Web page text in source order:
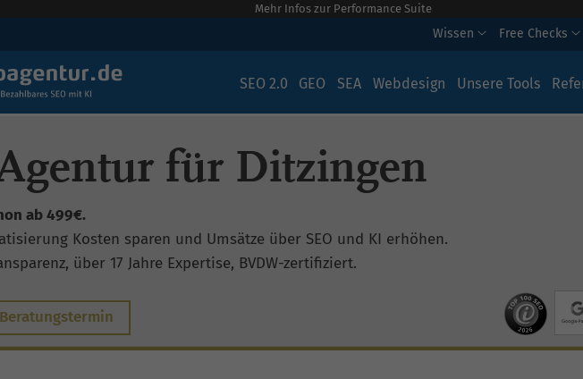
Mehr Infos zur Performance Suite
Wissen Free Checks
SEO 2.0 GEO SEA Webdesign Unsere Tools
für Ditzingen
ab 499€.
Kosten sparen und Umsätze über SEO und KI erhöhen.
über 17 Jahre Expertise, BVDW-zertifiziert.